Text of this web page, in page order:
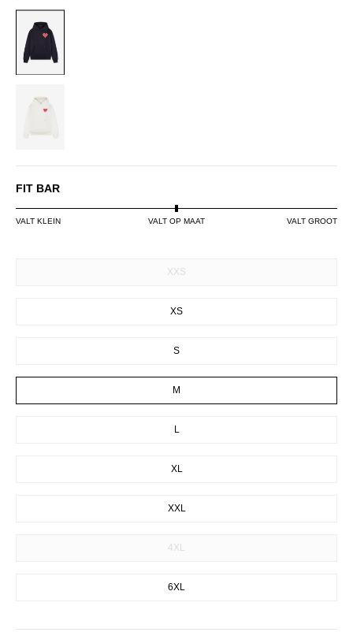
NAVY/RED
WHITE/RED
FIT BAR
VALT KLEIN VALT OP MAAT VALT GROOT
XXS
XS
S
M
L
XL
XXL
4XL
6XL